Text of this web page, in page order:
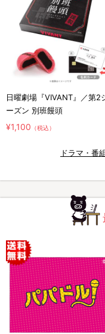
日曜劇場『VIVANT』／第2
ーズン 別班饅頭
¥1,100 （税込）
ドラマ・番